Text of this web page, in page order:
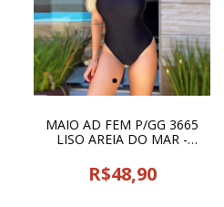
MAIO AD FEM P/GG 3665
LISO AREIA DO MAR -
R$48,90